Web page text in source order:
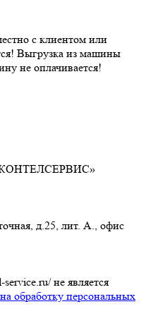
с клиентом или
Выгрузка из машины
не оплачивается!
д.25, лит. А., офис
не является
обработку персональных